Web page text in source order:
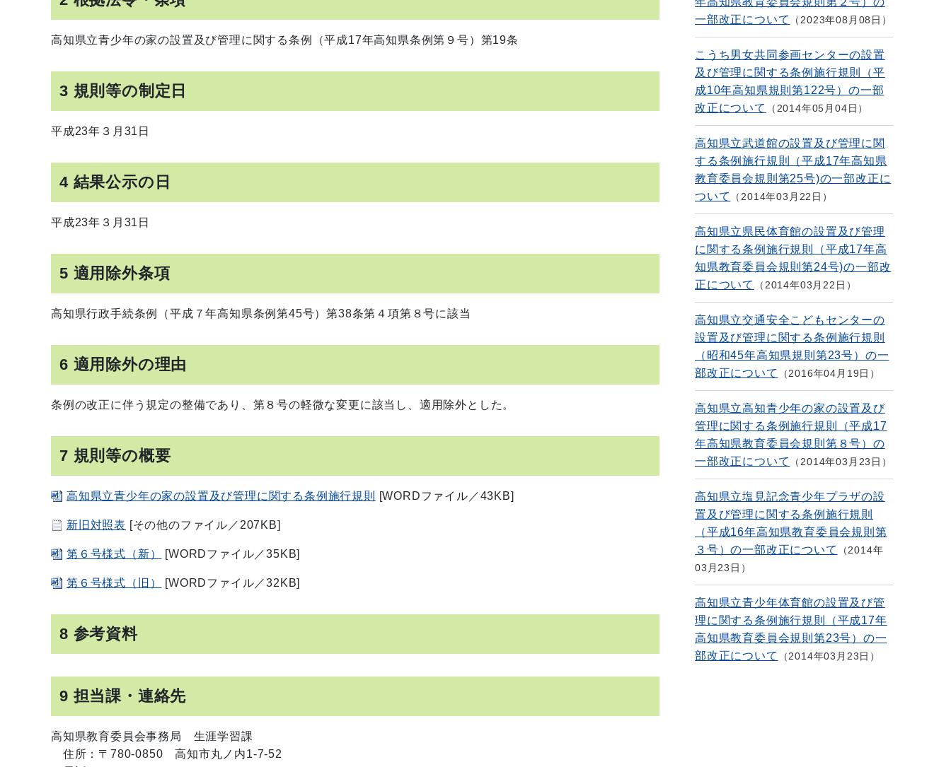
高知県立青少年の家の設置及び管理に関する条例（平成17年高知県条例第９号）第19条
3 規則等の制定日
平成23年３月31日
4 結果公示の日
平成23年３月31日
5 適用除外条項
高知県行政手続条例（平成７年高知県条例第45号）第38条第４項第８号に該当
6 適用除外の理由
条例の改正に伴う規定の整備であり、第８号の軽微な変更に該当し、適用除外とした。
7 規則等の概要
高知県立青少年の家の設置及び管理に関する条例施行規則 [WORDファイル／43KB]
新旧対照表 [その他のファイル／207KB]
第６号様式（新） [WORDファイル／35KB]
第６号様式（旧） [WORDファイル／32KB]
8 参考資料
9 担当課・連絡先
高知県教育委員会事務局 生涯学習課
住所：〒780-0850 高知市丸ノ内1-7-52
一部改正について
2023年08月08日
こうち男女共同参画センターの設置
及び管理に関する条例施行規則（平
成10年高知県規則第122号）の一部
改正について
2014年05月04日
高知県立武道館の設置及び管理に関
する条例施行規則（平成17年高知県
教育委員会規則第25号)の一部改正に
ついて
2014年03月22日
高知県立県民体育館の設置及び管理
に関する条例施行規則（平成17年高
知県教育委員会規則第24号)の一部改
正について
2014年03月22日
高知県立交通安全こどもセンターの
設置及び管理に関する条例施行規則
（昭和45年高知県規則第23号）の一
部改正について
2016年04月19日
高知県立高知青少年の家の設置及び
管理に関する条例施行規則（平成17
年高知県教育委員会規則第８号）の
一部改正について
2014年03月23日
高知県立塩見記念青少年プラザの設
置及び管理に関する条例施行規則
（平成16年高知県教育委員会規則第
３号）の一部改正について
2014年
03月23日
高知県立青少年体育館の設置及び管
理に関する条例施行規則（平成17年
高知県教育委員会規則第23号）の一
部改正について
2014年03月23日